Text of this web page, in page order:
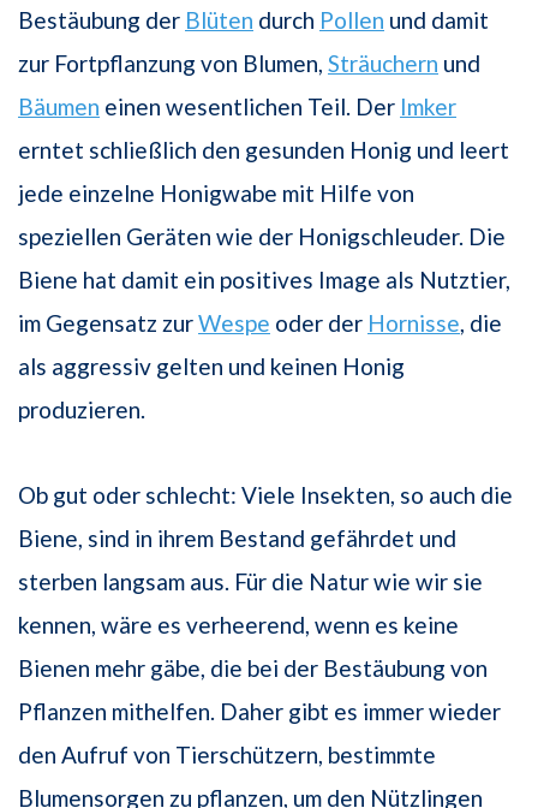
Bestäubung der Blüten durch Pollen und damit
zur Fortpflanzung von Blumen, Sträuchern und
Bäumen einen wesentlichen Teil. Der Imker
erntet schließlich den gesunden Honig und leert
jede einzelne Honigwabe mit Hilfe von
speziellen Geräten wie der Honigschleuder. Die
Biene hat damit ein positives Image als Nutztier,
im Gegensatz zurWespe oder der Hornisse , die
als aggressiv gelten und keinen Honig
produzieren.
Ob gut oder schlecht: Viele Insekten, so auch die
Biene, sind in ihrem Bestand gefährdet und
sterben langsam aus. Für die Natur wie wir sie
kennen, wäre es verheerend, wenn es keine
Bienen mehr gäbe, die bei der Bestäubung von
Pflanzen mithelfen. Daher gibt es immer wieder
den Aufruf von Tierschützern, bestimmte
Blumensorgen zu pflanzen, um den Nützlingen